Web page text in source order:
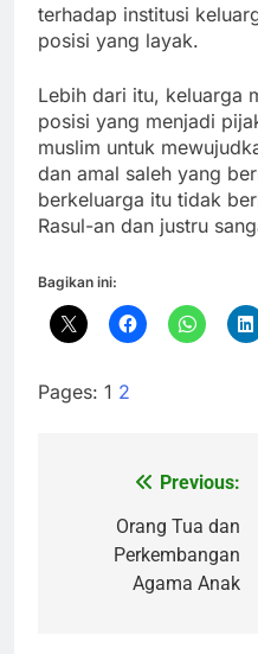
terhadap institusi
posisi yang layak.
Lebih dari itu, keluarga
posisi yang menjadi
muslim untuk
dan amal saleh yang
berkeluarga itu tidak
Rasul-an dan justru
Bagikan ini:
Pages: 1 2
NavigasiPrevious:
Orang Tua dan
Perkembangan
Agama Anak